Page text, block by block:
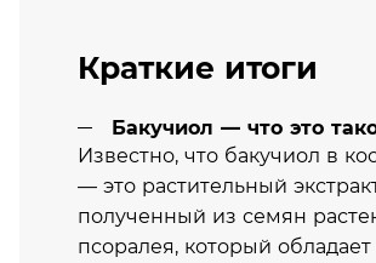
Краткие итоги
Бакучиол — что это
Известно, что бакучиол в
— это растительный
полученный из семян
псоралея, который обладает